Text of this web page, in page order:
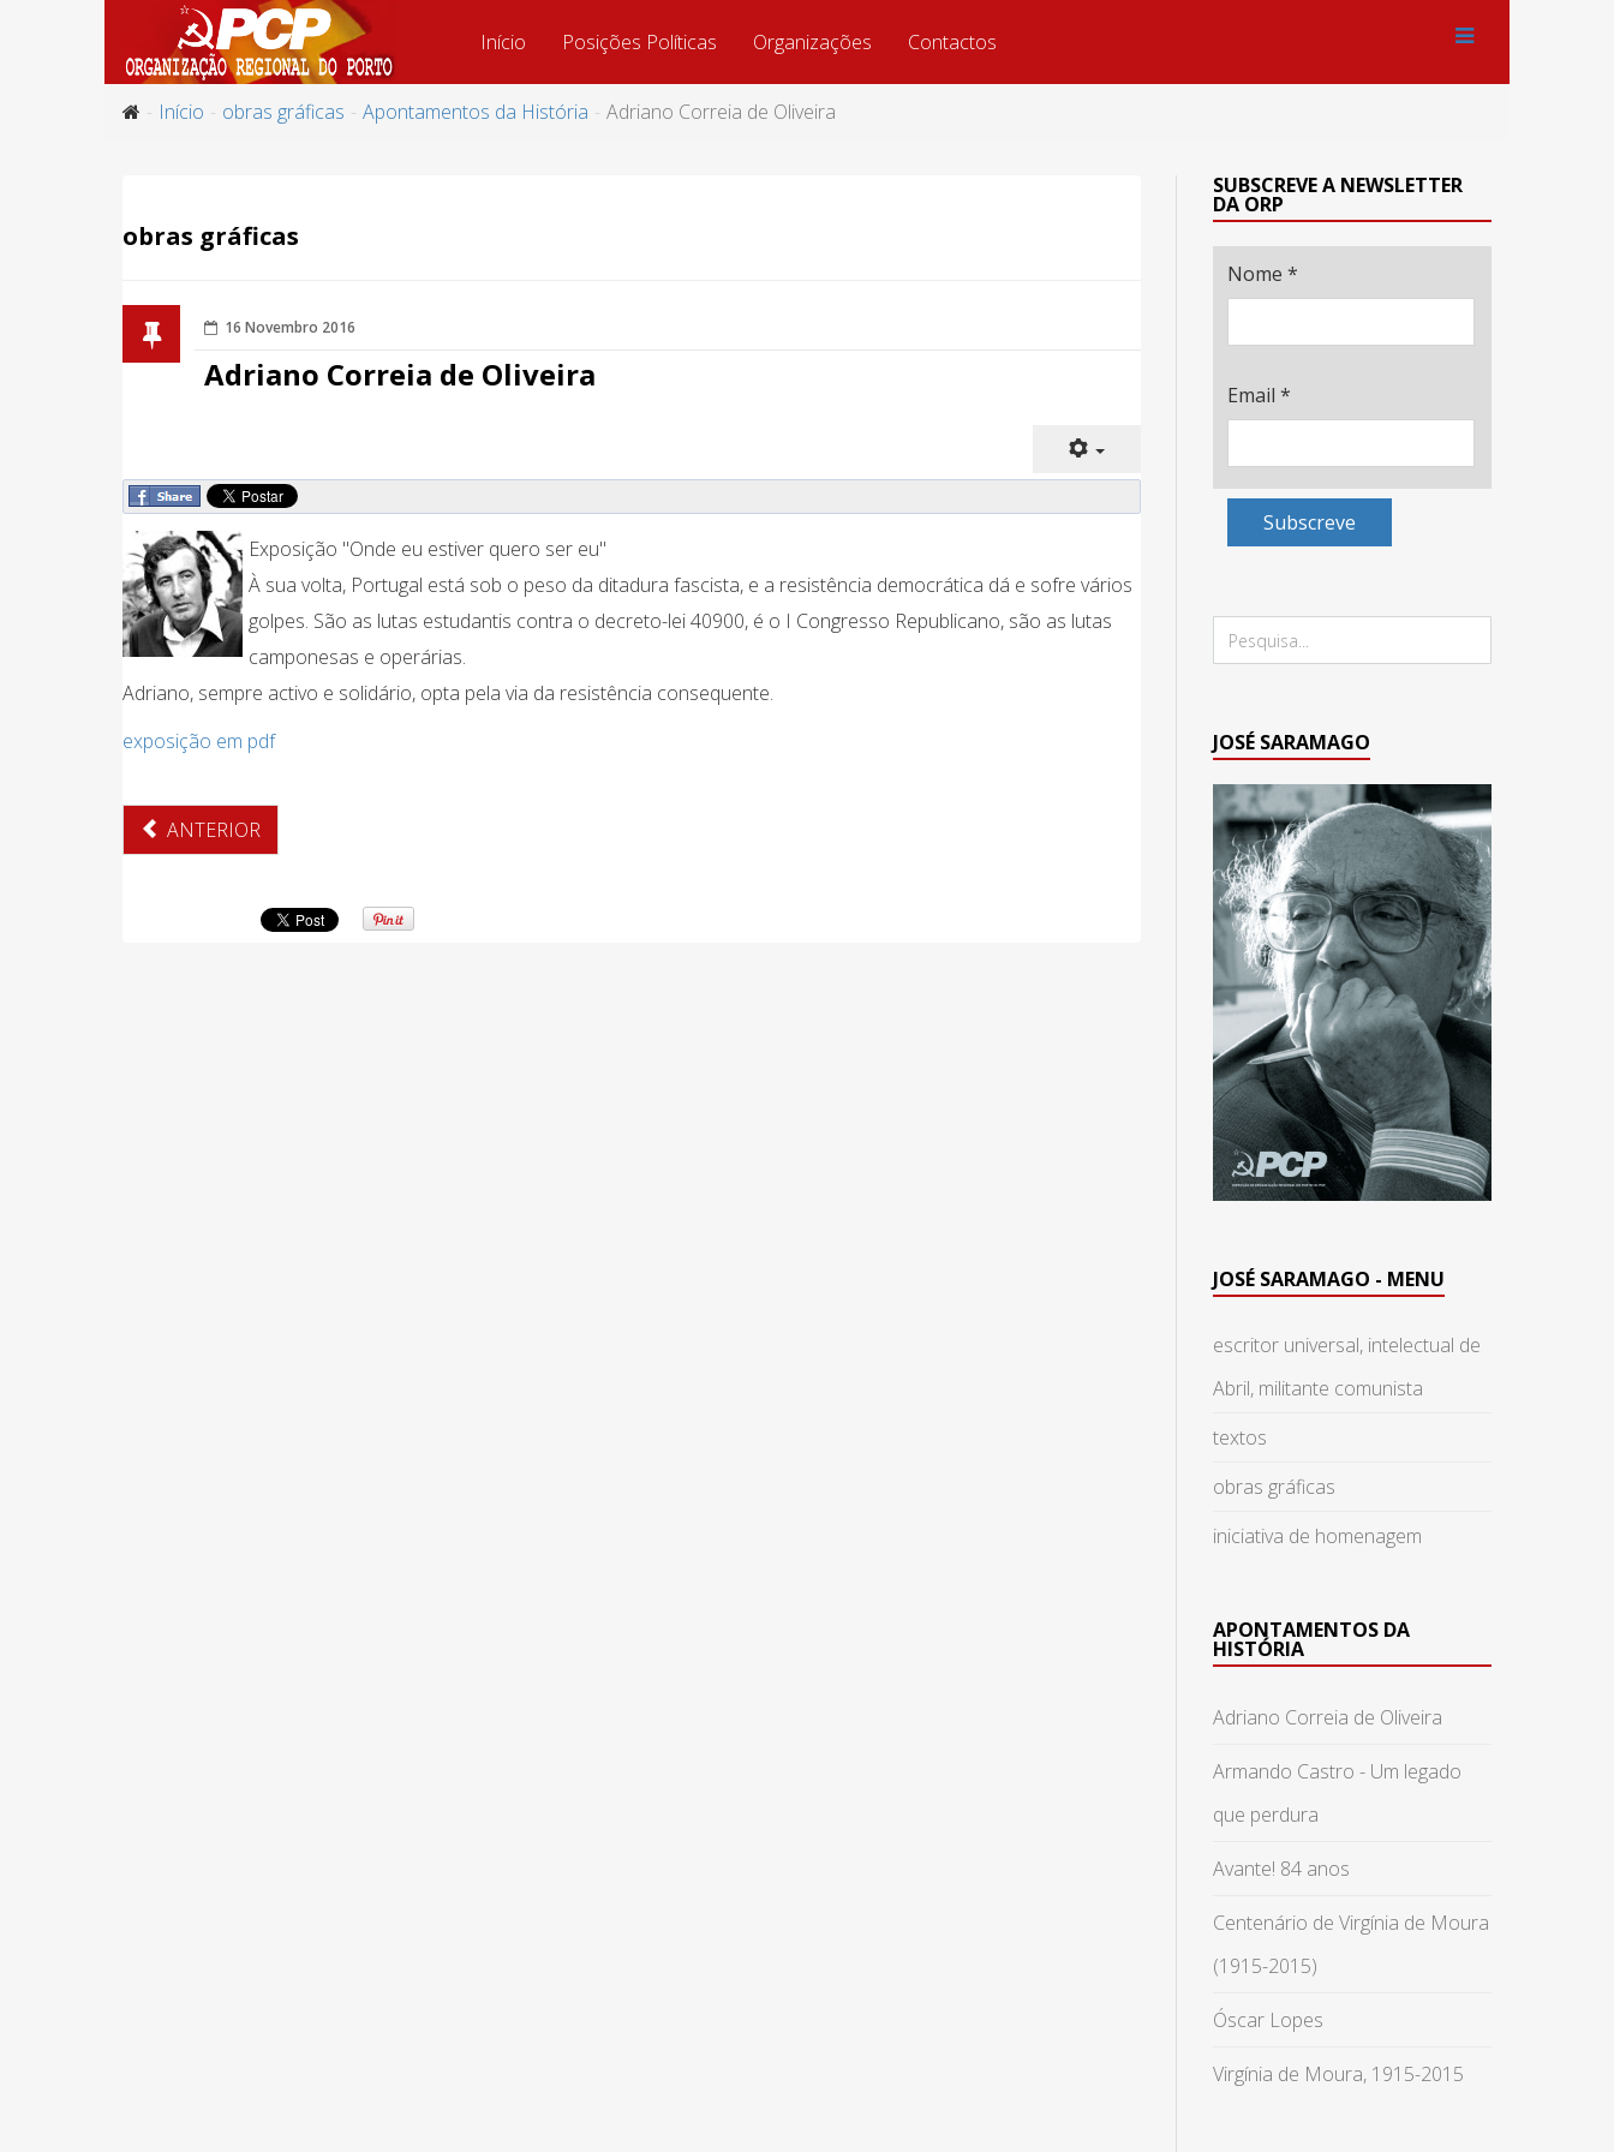
Início Posições Políticas Organizações Contactos
Início obras gráficas Apontamentos da História Adriano Correia de Oliveira
obras gráficas
16 Novembro 2016
Adriano Correia de Oliveira
Exposição "Onde eu estiver quero ser eu"
À sua volta, Portugal está sob o peso da ditadura fascista, e a resistência democrática dá e sofre vários
golpes. São as lutas estudantis contra o decreto-lei 40900, é o I Congresso Republicano, são as lutas
camponesas e operárias.
Adriano, sempre activo e solidário, opta pela via da resistência consequente.
exposição em pdf
ANTERIOR
SUBSCREVE A NEWSLETTER
DA ORP
Nome *
Email *
Subscreve
JOSÉ SARAMAGO
JOSÉ SARAMAGO - MENU
escritor universal, intelectual de
Abril, militante comunista
textos
obras gráficas
iniciativa de homenagem
APONTAMENTOS DA
HISTÓRIA
Adriano Correia de Oliveira
Armando Castro - Um legado
que perdura
Avante! 84 anos
Centenário de Virgínia de Moura
(1915-2015)
Óscar Lopes
Virgínia de Moura, 1915-2015